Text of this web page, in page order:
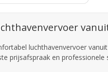
luchthavenvervoer
prijsafspraak en professionele